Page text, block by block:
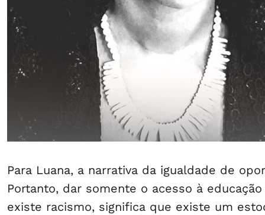
Para Luana, a narrativa da igualdade de
Portanto, dar somente o acesso à
existe racismo, significa que existe um